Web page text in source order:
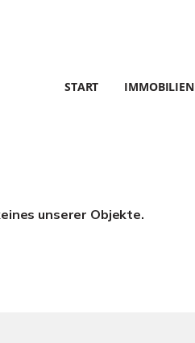
START IMMOBILIEN
unserer Objekte.